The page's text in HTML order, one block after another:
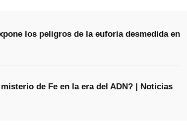
los peligros de la euforia desmedida en
de Fe en la era del ADN? | Noticias